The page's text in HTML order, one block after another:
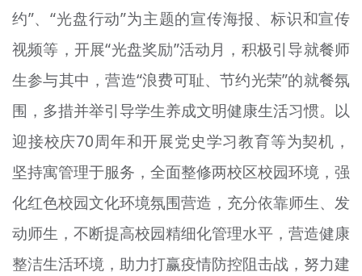
约”、“光盘行动”为主题的宣传海报、标识和宣传
视频等，开展“光盘奖励”活动月，积极引导就餐师
生参与其中，营造“浪费可耻、节约光荣”的就餐氛
围，多措并举引导学生养成文明健康生活习惯。以
迎接校庆70周年和开展党史学习教育等为契机，
坚持寓管理于服务，全面整修两校区校园环境，强
化红色校园文化环境氛围营造，充分依靠师生、发
动师生，不断提高校园精细化管理水平，营造健康
整洁生活环境，助力打赢疫情防控阻击战，努力建